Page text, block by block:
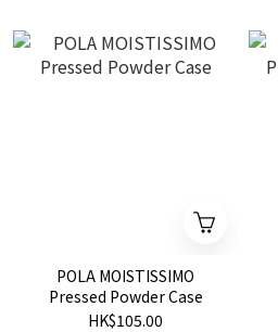
POLA MOISTISSIMO
Pressed Powder Case
HK$105.00